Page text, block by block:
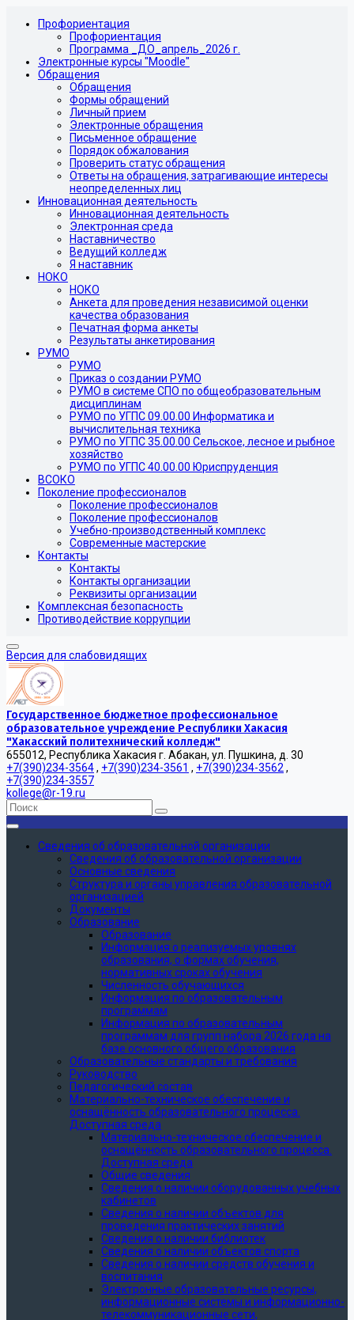
Профориентация
Профориентация
Программа _ДО_апрель_2026 г.
Электронные курсы "Moodle"
Обращения
Обращения
Формы обращений
Личный прием
Электронные обращения
Письменное обращение
Порядок обжалования
Проверить статус обращения
Ответы на обращения, затрагивающие интересы
неопределенных лиц
Инновационная деятельность
Инновационная деятельность
Электронная среда
Наставничество
Ведущий колледж
Я наставник
НОКО
НОКО
Анкета для проведения независимой оценки
качества образования
Печатная форма анкеты
Результаты анкетирования
РУМО
РУМО
Приказ о создании РУМО
РУМО в системе СПО по общеобразовательным
дисциплинам
РУМО по УГПС 09.00.00 Информатика и
вычислительная техника
РУМО по УГПС 35.00.00 Сельское, лесное и рыбное
хозяйство
РУМО по УГПС 40.00.00 Юриспруденция
ВСОКО
Поколение профессионалов
Поколение профессионалов
Поколение профессионалов
Учебно-производственный комплекс
Современные мастерские
Контакты
Контакты
Контакты организации
Реквизиты организации
Комплексная безопасность
Противодействие коррупции
Версия для слабовидящих
Государственное бюджетное профессиональное
образовательное учреждение Республики Хакасия
"Хакасский политехнический колледж"
655012, Республика Хакасия г. Абакан, ул. Пушкина, д. 30
+7(390)234-3564, +7(390)234-3561 , +7(390)234-3562 ,
+7(390)234-3557
kollege@r-19.ru
Сведения об образовательной организации
Сведения об образовательной организации
Основные сведения
Структура и органы управления образовательной
организацией
Документы
Образование
Образование
Информация о реализуемых уровнях
образования, о формах обучения,
нормативных сроках обучения
Численность обучающихся
Информация по образовательным
программам
Информация по образовательным
программам для групп набора 2026 года на
базе основного общего образования
Образовательные стандарты и требования
Руководство
Педагогический состав
Материально-техническое обеспечение и
оснащённость образовательного процесса.
Доступная среда
Материально-техническое обеспечение и
оснащённость образовательного процесса.
Доступная среда
Общие сведения
Сведения о наличии оборудованных учебных
кабинетов
Сведения о наличии объектов для
проведения практических занятий
Сведения о наличии библиотек
Сведения о наличии объектов спорта
Сведения о наличии средств обучения и
воспитания
Электронные образовательные ресурсы,
информационные системы и информационно-
телекоммуникационные сети,